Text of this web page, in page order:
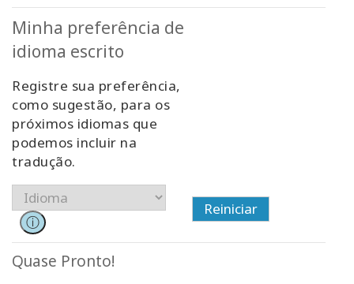
PESQUISAR
Minha preferência de
idioma escrito
Registre sua preferência,
como sugestão, para os
próximos idiomas que
podemos incluir na
tradução.
ⓘ
Quase Pronto!